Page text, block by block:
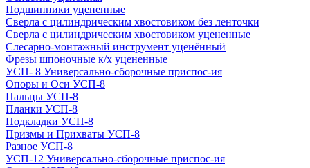
Подшипники уцененные
Сверла с цилиндрическим хвостовиком без ленточки
Сверла с цилиндрическим хвостовиком уцененные
Слесарно-монтажный инструмент уценённый
Фрезы шпоночные к/х уцененные
УСП- 8 Универсально-сборочные приспос-ия
Опоры и Оси УСП-8
Пальцы УСП-8
Планки УСП-8
Подкладки УСП-8
Призмы и Прихваты УСП-8
Разное УСП-8
УСП-12 Универсально-сборочные приспос-ия